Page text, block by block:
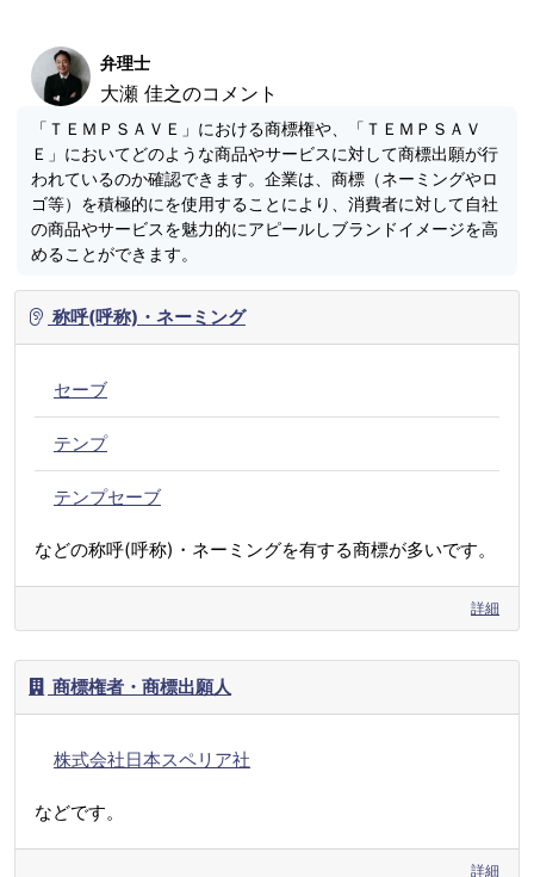
弁理士
大瀬 佳之のコメント
「ＴＥＭＰＳＡＶＥ」における商標権や、「ＴＥＭＰＳＡＶ
Ｅ」においてどのような商品やサービスに対して商標出願が行
われているのか確認できます。企業は、商標（ネーミングやロ
ゴ等）を積極的にを使用することにより、消費者に対して自社
の商品やサービスを魅力的にアピールしブランドイメージを高
めることができます。
称呼(呼称)・ネーミング
セーブ
テンプ
テンプセーブ
などの称呼(呼称)・ネーミングを有する商標が多いです。
詳細
商標権者・商標出願人
株式会社日本スペリア社
などです。
詳細